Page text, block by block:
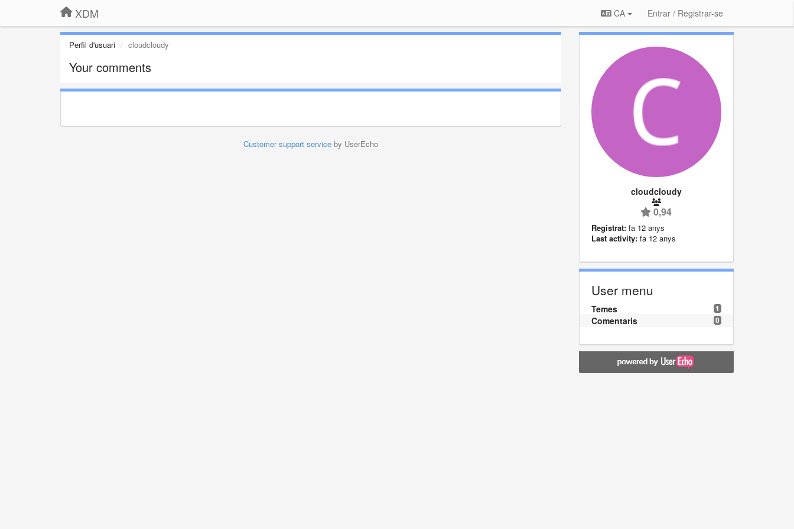
XDM CA Entrar / Registrar-se
Perfil d'usuari cloudcloudy
Your comments
Customer support serviceby UserEcho
cloudcloudy
0,94
Registrat: fa 12 anys
Last activity: fa 12 anys
User menu
1
Temes
0
Comentaris